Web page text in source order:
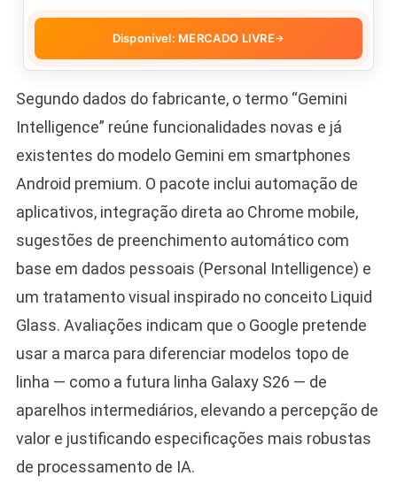
Disponível: MERCADO LIVRE→
Segundo dados do fabricante, o termo “Gemini
Intelligence” reúne funcionalidades novas e já
existentes do modelo Gemini em smartphones
Android premium. O pacote inclui automação de
aplicativos, integração direta ao Chrome mobile,
sugestões de preenchimento automático com
base em dados pessoais (Personal Intelligence) e
um tratamento visual inspirado no conceito Liquid
Glass. Avaliações indicam que o Google pretende
usar a marca para diferenciar modelos topo de
linha — como a futura linha Galaxy S26 — de
aparelhos intermediários, elevando a percepção de
valor e justificando especificações mais robustas
de processamento de IA.